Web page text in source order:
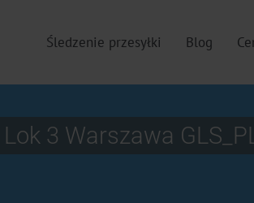
Śledzenie przesyłki Blog
3 Warszawa